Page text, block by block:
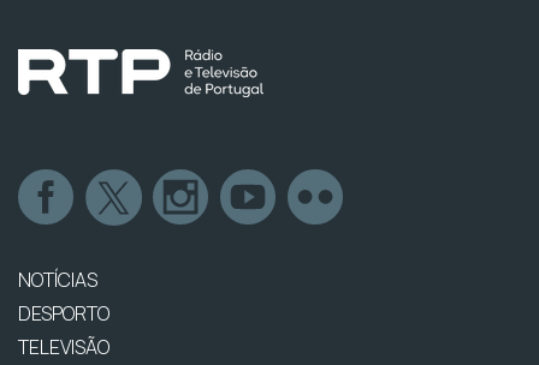
NOTÍCIAS
DESPORTO
TELEVISÃO